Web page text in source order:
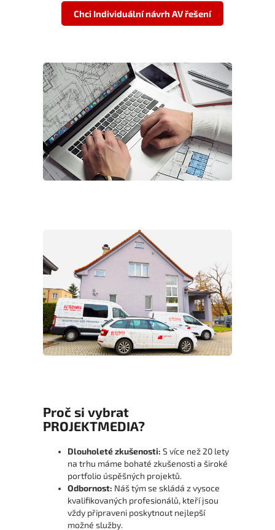
Chci Individuální návrh AV řešení
Proč si vybrat
PROJEKTMEDIA?
Dlouholeté zkušenosti: S více než 20 lety
na trhu máme bohaté zkušenosti a široké
portfolio úspěšných projektů.
Odbornost: Náš tým se skládá z vysoce
kvalifikovaných profesionálů, kteří jsou
vždy připraveni poskytnout nejlepší
možné služby.